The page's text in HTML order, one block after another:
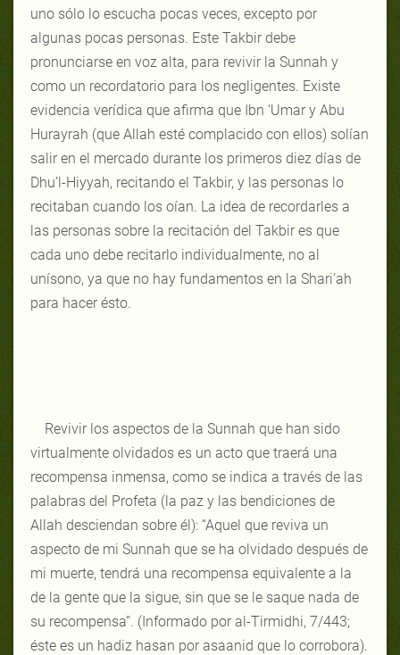
uno sólo lo escucha pocas veces, excepto por
algunas pocas personas. Este Takbir debe
pronunciarse en voz alta, para revivir la Sunnah y
como un recordatorio para los negligentes. Existe
evidencia verídica que afirma que Ibn ‘Umar y Abu
Hurayrah (que Allah esté complacido con ellos) solían
salir en el mercado durante los primeros diez días de
Dhu’l-Hiyyah, recitando el Takbir, y las personas lo
recitaban cuando los oían. La idea de recordarles a
las personas sobre la recitación del Takbir es que
cada uno debe recitarlo individualmente, no al
unísono, ya que no hay fundamentos en la Shari’ah
para hacer ésto.
Revivir los aspectos de la Sunnah que han sido
virtualmente olvidados es un acto que traerá una
recompensa inmensa, como se indica a través de las
palabras del Profeta (la paz y las bendiciones de
Allah desciendan sobre él): “Aquel que reviva un
aspecto de mi Sunnah que se ha olvidado después de
mi muerte, tendrá una recompensa equivalente a la
de la gente que la sigue, sin que se le saque nada de
su recompensa”. (Informado por al-Tirmidhi, 7/443;
éste es un hadiz hasan por asaanid que lo corrobora).